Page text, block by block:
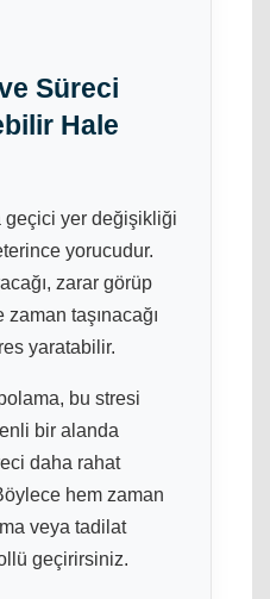
Süreci
Hale
geçici yer değişikliği
yorucudur.
zarar görüp
taşınacağı
yaratabilir.
bu stresi
bir alanda
daha rahat
hem zaman
veya tadilat
geçirirsiniz.